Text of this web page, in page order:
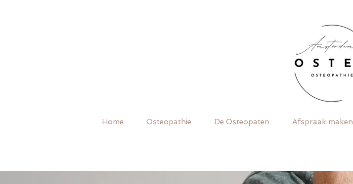
Home Osteopathie De Osteopaten Afspraak maken